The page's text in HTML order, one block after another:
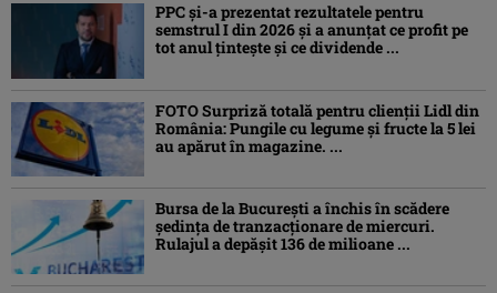
PPC și-a prezentat rezultatele pentru
semstrul I din 2026 și a anunțat ce profit pe
tot anul țintește și ce dividende ...
FOTO Surpriză totală pentru clienții Lidl din
România: Pungile cu legume și fructe la 5 lei
au apărut în magazine. ...
Bursa de la București a închis în scădere
ședința de tranzacționare de miercuri.
Rulajul a depășit 136 de milioane ...